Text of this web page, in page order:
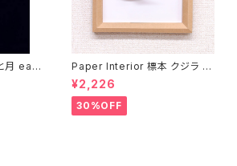
月 eart
Paper Interior 標本 クジラ s
pecimen whale
¥2,226
30%OFF